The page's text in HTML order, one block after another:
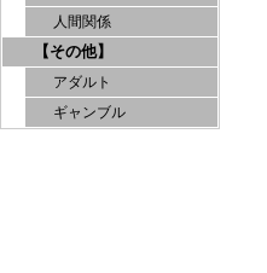
人間関係
【その他】
アダルト
ギャンブル